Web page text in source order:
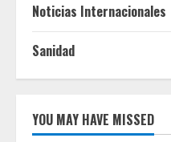
Noticias Internacionales
Sanidad
YOU MAY HAVE MISSED